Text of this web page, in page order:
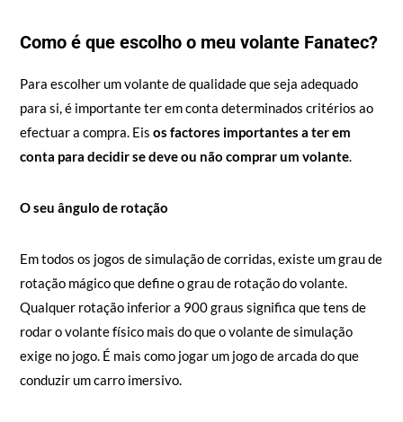
Como é que escolho o meu volante Fanatec?
Para escolher um volante de qualidade que seja adequado
para si, é importante ter em conta determinados critérios ao
efectuar a compra. Eis os factores importantes a ter em
conta para decidir se deve ou não comprar um volante.
O seu ângulo de rotação
Em todos os jogos de simulação de corridas, existe um grau de
rotação mágico que define o grau de rotação do volante.
Qualquer rotação inferior a 900 graus significa que tens de
rodar o volante físico mais do que o volante de simulação
exige no jogo. É mais como jogar um jogo de arcada do que
conduzir um carro imersivo.